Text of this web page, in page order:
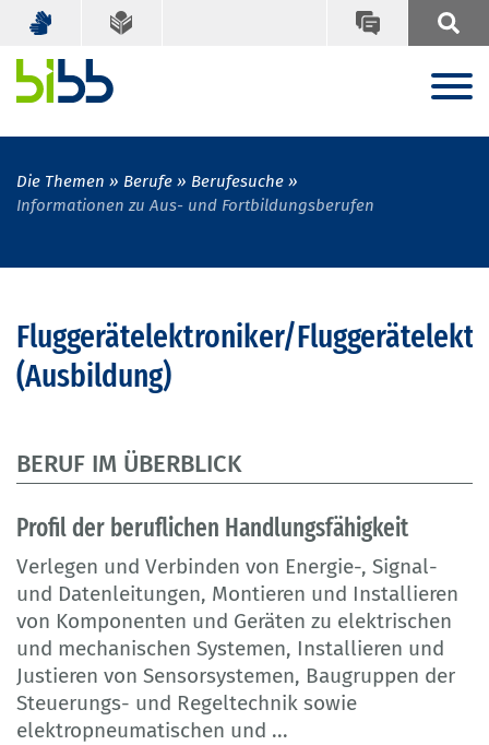
Die Themen Berufe
Berufesuche
Informationen zu Aus- und Fortbildungsberufen
Fluggerätelektroniker/
(Ausbildung)
BERUF IM ÜBERBLICK
Profil der beruflichen Handlungsfähigkeit
Verlegen und Verbinden von Energie-, Signal-
und Datenleitungen, Montieren und Installieren
von Komponenten und Geräten zu elektrischen
und mechanischen Systemen, Installieren und
Justieren von Sensorsystemen, Baugruppen der
Steuerungs- und Regeltechnik sowie
elektropneumatischen und ...